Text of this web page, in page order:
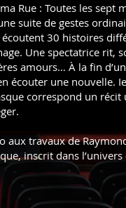
Rue : Toutes les sept
suite de gestes
écoutent 30 histoires
Une spectatrice rit,
amours… À la fin
écouter une nouvelle.
correspond un
aux travaux de
inscrit dans